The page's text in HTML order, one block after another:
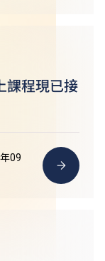
課程現已接
09